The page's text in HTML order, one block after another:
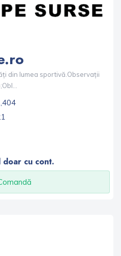
din lumea sportivă.Observații
doar cu cont.